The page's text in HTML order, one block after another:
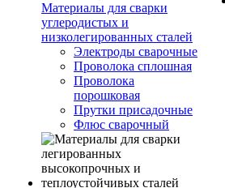
Материалы для сварки
углеродистых и
низколегированных сталей
Электроды сварочные
Проволока сплошная
Проволока
порошковая
Прутки присадочные
Флюс сварочный